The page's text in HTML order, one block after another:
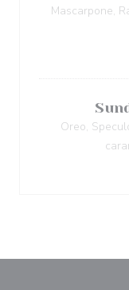
Mascarpone,
Oreo,